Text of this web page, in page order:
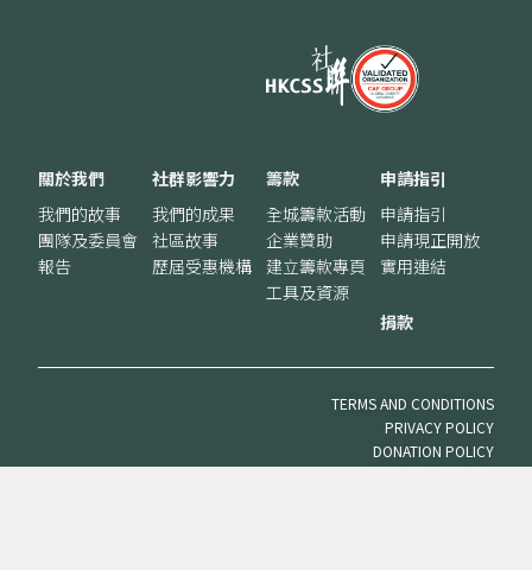
關於我們
我們的故事
團隊及委員會
報告
社群影響力
我們的成果
社區故事
歷屆受惠機構
籌款
全城籌款活動
企業贊助
建立籌款專頁
工具及資源
申請指引
申請指引
申請現正開放
實用連結
捐款
TERMS AND CONDITIONS
PRIVACY POLICY
DONATION POLICY